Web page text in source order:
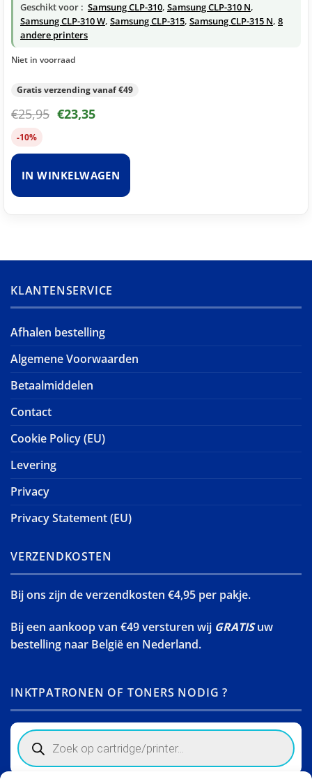
Geschikt voor : Samsung CLP-310, Samsung CLP-310 N,
Samsung CLP-310 W, Samsung CLP-315, Samsung CLP-315 N, 8
andere printers
Niet in voorraad
Gratis verzending vanaf €49
€25,95 €23,35
-10%
IN WINKELWAGEN
KLANTENSERVICE
Afhalen bestelling
Algemene Voorwaarden
Betaalmiddelen
Contact
Cookie Policy (EU)
Levering
Privacy
Privacy Statement (EU)
VERZENDKOSTEN
Bij ons zijn de verzendkosten €4,95 per pakje.
Bij een aankoop van €49 versturen wij GRATISuw
bestelling naar België en Nederland.
INKTPATRONEN OF TONERS NODIG ?
Products
search